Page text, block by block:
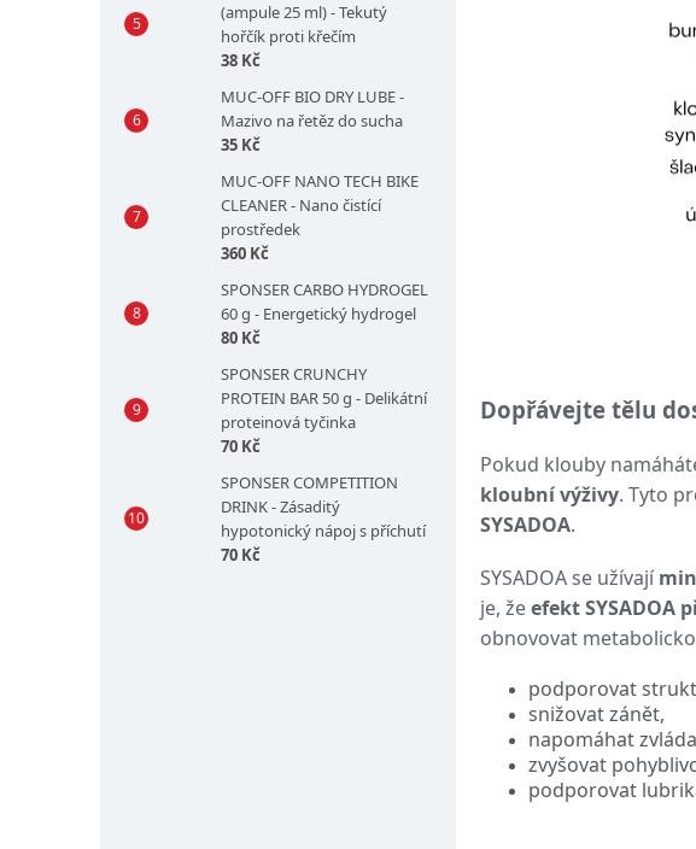
(ampule 25 ml) - Tekutý
hořčík proti křečím
38 Kč
MUC-OFF BIO DRY LUBE -
Mazivo na řetěz do sucha
35 Kč
MUC-OFF NANO TECH BIKE
CLEANER - Nano čistící
prostředek
360 Kč
SPONSER CARBO HYDROGEL
60 g - Energetický hydrogel
80 Kč
SPONSER CRUNCHY
PROTEIN BAR 50 g - Delikátní
proteinová tyčinka
70 Kč
SPONSER COMPETITION
DRINK - Zásaditý
hypotonický nápoj s příchutí
70 Kč
Dopřávejte tělu
Pokud klouby
kloubní výživy. Tyto
SYSADOA.
SYSADOA se užívají
je, žeefekt SYSADOA
obnovovat
podporovat
snižovat zánět,
napomáhat
zvyšovat
podporovat